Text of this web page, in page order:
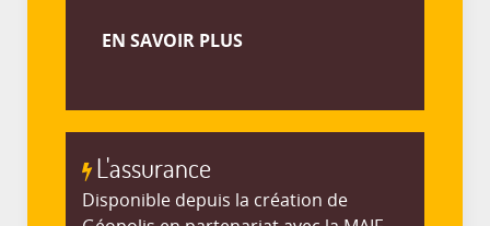
EN SAVOIR PLUS
L'assurance
Disponible depuis la création de